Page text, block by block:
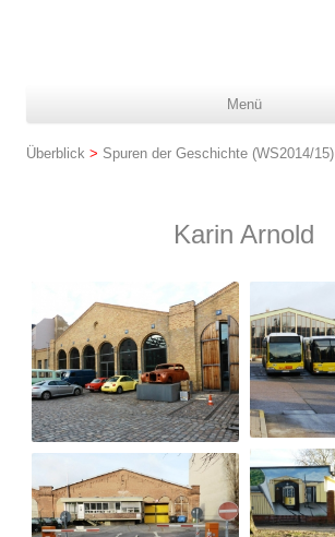
Menü
Überblick > Spuren der Geschichte (WS2014/15)
Karin Arnold